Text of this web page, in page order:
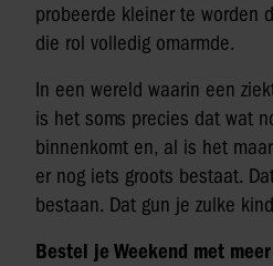
probeerde kleiner te worden
die rol volledig omarmde.
In een wereld waarin een
is het soms precies dat wat
binnenkomt en, al is het
er nog iets groots bestaat.
bestaan. Dat gun je zulke
Bestel je Weekend met